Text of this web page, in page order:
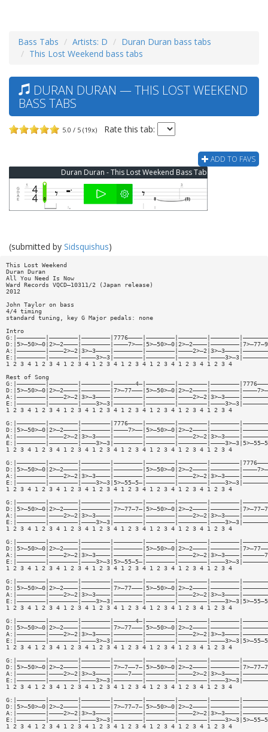
Bass Tabs Artists: D
Duran Duran bass tabs
This Lost Weekend bass tabs
DURAN DURAN — THIS LOST WEEKEND
BASS TABS
5.0 / 5 (19x) Rate this tab:
ADD TO FAVS
Duran Duran - This Lost Weekend Bass Tab
(submitted by Sidsquishus)
This Lost Weekend
Duran Duran
All You Need Is Now
Ward Records VQCD—10311/2 (Japan release)
2012
John Taylor on bass
4/4 timing
standard tuning, key G Major pedals: none
Intro
1 2 3 4 1 2 3 4 1 2 3 4 1 2 3 4 1 2 3 4 1 2 3 4 1 2 3 4 1 2 3 4
Rest of Song
1 2 3 4 1 2 3 4 1 2 3 4 1 2 3 4 1 2 3 4 1 2 3 4 1 2 3 4 1 2 3 4
1 2 3 4 1 2 3 4 1 2 3 4 1 2 3 4 1 2 3 4 1 2 3 4 1 2 3 4 1 2 3 4
1 2 3 4 1 2 3 4 1 2 3 4 1 2 3 4 1 2 3 4 1 2 3 4 1 2 3 4 1 2 3 4
1 2 3 4 1 2 3 4 1 2 3 4 1 2 3 4 1 2 3 4 1 2 3 4 1 2 3 4 1 2 3 4
1 2 3 4 1 2 3 4 1 2 3 4 1 2 3 4 1 2 3 4 1 2 3 4 1 2 3 4 1 2 3 4
1 2 3 4 1 2 3 4 1 2 3 4 1 2 3 4 1 2 3 4 1 2 3 4 1 2 3 4 1 2 3 4
1 2 3 4 1 2 3 4 1 2 3 4 1 2 3 4 1 2 3 4 1 2 3 4 1 2 3 4 1 2 3 4
1 2 3 4 1 2 3 4 1 2 3 4 1 2 3 4 1 2 3 4 1 2 3 4 1 2 3 4 1 2 3 4
1 2 3 4 1 2 3 4 1 2 3 4 1 2 3 4 1 2 3 4 1 2 3 4 1 2 3 4 1 2 3 4